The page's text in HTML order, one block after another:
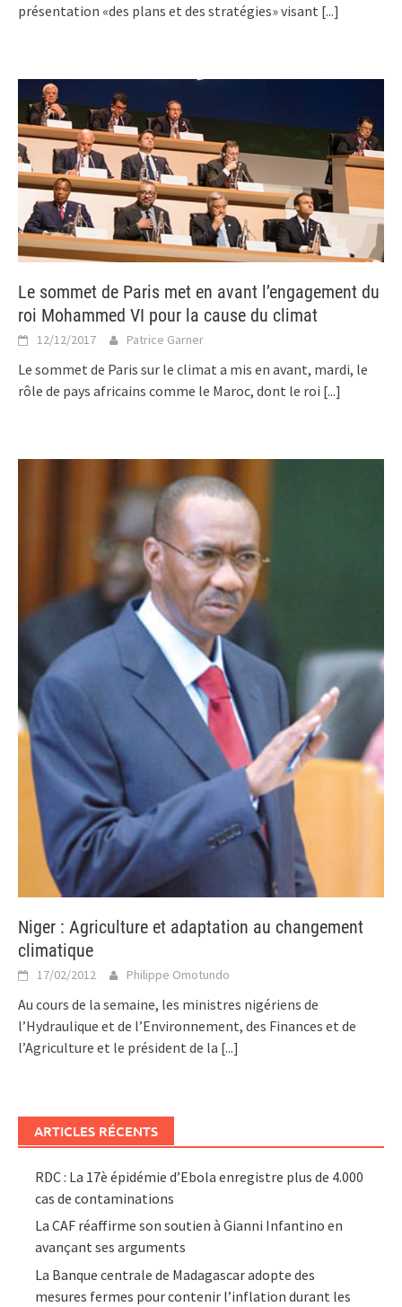
présentation «des plans et des stratégies» visant [...]
Le sommet de Paris met en avant l’engagement du
roi Mohammed VI pour la cause du climat
12/12/2017 Patrice Garner
Le sommet de Paris sur le climat a mis en avant, mardi, le
rôle de pays africains comme le Maroc, dont le roi [...]
Niger : Agriculture et adaptation au changement
climatique
17/02/2012 Philippe Omotundo
Au cours de la semaine, les ministres nigériens de
l’Hydraulique et de l’Environnement, des Finances et de
l’Agriculture et le président de la [...]
ARTICLES RÉCENTS
RDC : La 17è épidémie d’Ebola enregistre plus de 4.000
cas de contaminations
La CAF réaffirme son soutien à Gianni Infantino en
avançant ses arguments
La Banque centrale de Madagascar adopte des
mesures fermes pour contenir l’inflation durant les